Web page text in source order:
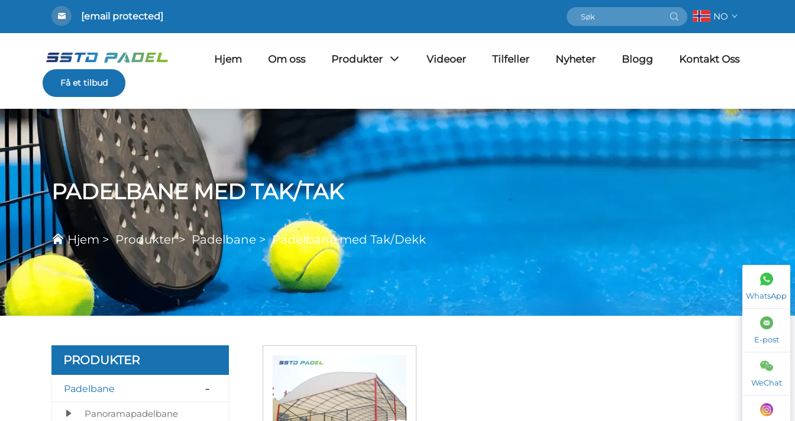
[email protected] NO
Hjem Om oss Produkter Videoer Tilfeller Nyheter Blogg Kontakt Oss
Få et tilbud
PADELBANE MED TAK/TAK
Hjem >Produkter> Padelbane >Padelbane med Tak/Dekk
PRODUKTER
Padelbane
Panoramapadelbane
WhatsApp
E-post
WeChat